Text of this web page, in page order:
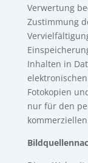
Verwertung
Zustimmung
Inhalten in
Fotokopien
nur für den